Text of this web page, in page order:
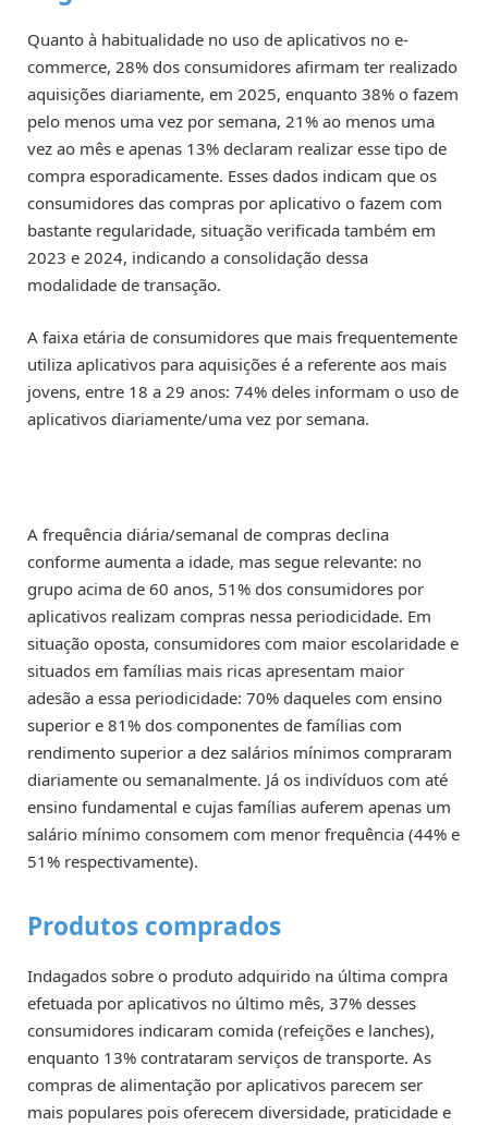
Quanto à habitualidade no uso de aplicativos no e-
commerce, 28% dos consumidores afirmam ter realizado
aquisições diariamente, em 2025, enquanto 38% o fazem
pelo menos uma vez por semana, 21% ao menos uma
vez ao mês e apenas 13% declaram realizar esse tipo de
compra esporadicamente. Esses dados indicam que os
consumidores das compras por aplicativo o fazem com
bastante regularidade, situação verificada também em
2023 e 2024, indicando a consolidação dessa
modalidade de transação.
A faixa etária de consumidores que mais frequentemente
utiliza aplicativos para aquisições é a referente aos mais
jovens, entre 18 a 29 anos: 74% deles informam o uso de
aplicativos diariamente/uma vez por semana.
A frequência diária/semanal de compras declina
conforme aumenta a idade, mas segue relevante: no
grupo acima de 60 anos, 51% dos consumidores por
aplicativos realizam compras nessa periodicidade. Em
situação oposta, consumidores com maior escolaridade e
situados em famílias mais ricas apresentam maior
adesão a essa periodicidade: 70% daqueles com ensino
superior e 81% dos componentes de famílias com
rendimento superior a dez salários mínimos compraram
diariamente ou semanalmente. Já os indivíduos com até
ensino fundamental e cujas famílias auferem apenas um
salário mínimo consomem com menor frequência (44% e
51% respectivamente).
Produtos comprados
Indagados sobre o produto adquirido na última compra
efetuada por aplicativos no último mês, 37% desses
consumidores indicaram comida (refeições e lanches),
enquanto 13% contrataram serviços de transporte. As
compras de alimentação por aplicativos parecem ser
mais populares pois oferecem diversidade, praticidade e